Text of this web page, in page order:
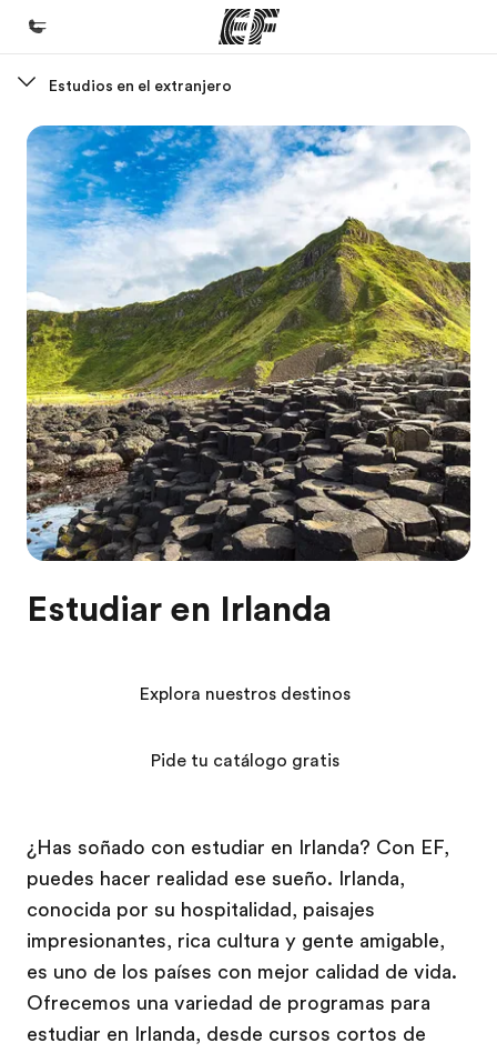
Bienvenido a EF
Programas
Ver todo lo que hacemos
Oficinas
Encuentra una oficina
Sobre nosotros
Quiénes somos
Trabajos
Únete al equipo
Estudios en el extranjero
Estudiar en Irlanda
¿Has soñado con estudiar en Irlanda? Con EF,
puedes hacer realidad ese sueño. Irlanda,
conocida por su hospitalidad, paisajes
impresionantes, rica cultura y gente amigable,
es uno de los países con mejor calidad de vida.
Ofrecemos una variedad de programas para
estudiar en Irlanda, desde cursos cortos de
Explora nuestros destinos
Pide tu catálogo gratis